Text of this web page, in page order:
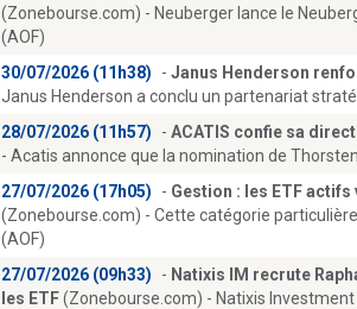
(Zonebourse.com) - Neuberger lance le
(AOF)
30/07/2026 (11h38)
- Janus Henderson
Janus Henderson a conclu un partenariat
28/07/2026 (11h57)
- ACATIS confie sa
- Acatis annonce que la nomination de
27/07/2026 (17h05)
- Gestion : les ETF
(Zonebourse.com) - Cette catégorie
(AOF)
27/07/2026 (09h33)
- Natixis IM recrute
les ETF(Zonebourse.com) - Natixis